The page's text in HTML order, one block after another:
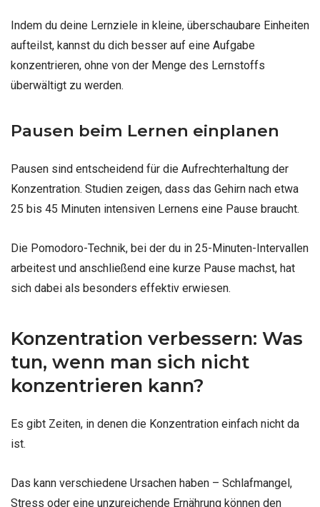
Indem du deine Lernziele in kleine, überschaubare Einheiten
aufteilst, kannst du dich besser auf eine Aufgabe
konzentrieren, ohne von der Menge des Lernstoffs
überwältigt zu werden.
Pausen beim Lernen einplanen
Pausen sind entscheidend für die Aufrechterhaltung der
Konzentration. Studien zeigen, dass das Gehirn nach etwa
25 bis 45 Minuten intensiven Lernens eine Pause braucht.
Die Pomodoro-Technik, bei der du in 25-Minuten-Intervallen
arbeitest und anschließend eine kurze Pause machst, hat
sich dabei als besonders effektiv erwiesen.
Konzentration verbessern: Was
tun, wenn man sich nicht
konzentrieren kann?
Es gibt Zeiten, in denen die Konzentration einfach nicht da
ist.
Das kann verschiedene Ursachen haben – Schlafmangel,
Stress oder eine unzureichende Ernährung können den